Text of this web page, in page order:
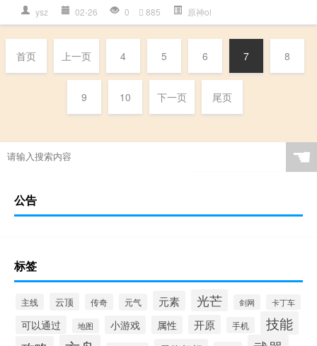
ysz 02-26 0 885 原神ol
首页 上一页 4 5 6 7 8
9 10 下一页 尾页
☚
公告
标签
主线 云顶 传奇 元气 元素 光芒 剑网 卡丁车
可以通过 地图 小游戏 属性 开原 手机
技能